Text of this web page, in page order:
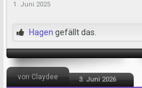
1. Juni 2025
Hagen gefällt das.
von Claydee 3. Juni 2026